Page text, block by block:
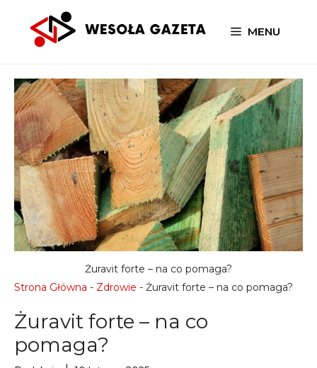
MENU
Strona Główna - Zdrowie - Żuravit forte – na co pomaga?
Żuravit forte – na co
pomaga?
Żuravit forte – na co pomaga?